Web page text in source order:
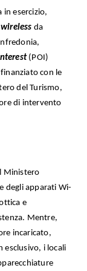
in esercizio,
wireless da
(POI)
finanziato con le
del Turismo,
di intervento
Ministero
degli apparati Wi-
e
Mentre,
incaricato,
esclusivo, i locali